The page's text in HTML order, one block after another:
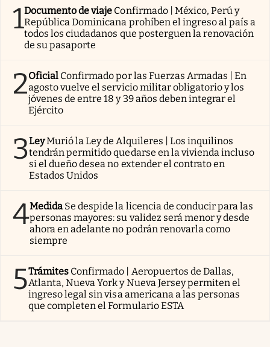
1Documento de viaje Confirmado | México, Perú y
República Dominicana prohíben el ingreso al país a
todos los ciudadanos que posterguen la renovación
de su pasaporte
2Oficial Confirmado por las Fuerzas Armadas | En
agosto vuelve el servicio militar obligatorio y los
jóvenes de entre 18 y 39 años deben integrar el
Ejército
3LeyMurió la Ley de Alquileres | Los inquilinos
tendrán permitido quedarse en la vivienda incluso
si el dueño desea no extender el contrato en
Estados Unidos
4Medida Se despide la licencia de conducir para las
personas mayores: su validez será menor y desde
ahora en adelante no podrán renovarla como
siempre
5Trámites Confirmado | Aeropuertos de Dallas,
Atlanta, Nueva York y Nueva Jersey permiten el
ingreso legal sin visa americana a las personas
que completen el Formulario ESTA